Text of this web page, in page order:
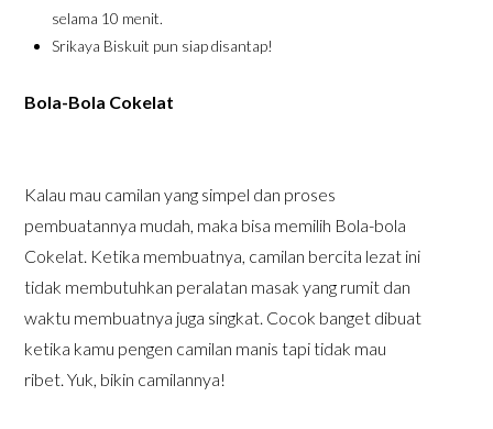
selama 10 menit.
Srikaya Biskuit pun siap disantap!
Bola-Bola Cokelat
Kalau mau camilan yang simpel dan proses
pembuatannya mudah, maka bisa memilih Bola-bola
Cokelat. Ketika membuatnya, camilan bercita lezat ini
tidak membutuhkan peralatan masak yang rumit dan
waktu membuatnya juga singkat. Cocok banget dibuat
ketika kamu pengen camilan manis tapi tidak mau
ribet. Yuk, bikin camilannya!